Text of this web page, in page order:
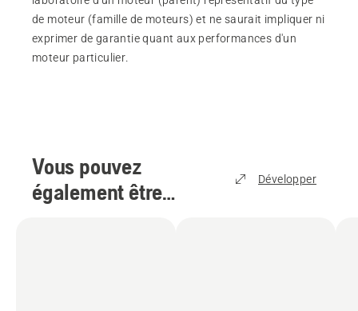
de moteur (famille de moteurs) et ne saurait impliquer ni
exprimer de garantie quant aux performances d'un
moteur particulier.
Vous pouvez
également être
Développer